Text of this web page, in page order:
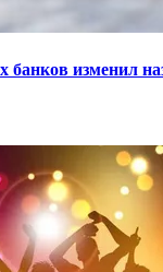
банков изменил